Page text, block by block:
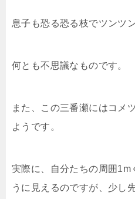
息子も恐る恐る枝でツンツ
何とも不思議なものです。
また、この三番瀬にはコメ
ようです。
実際に、自分たちの周囲1m
うに見えるのですが、少し